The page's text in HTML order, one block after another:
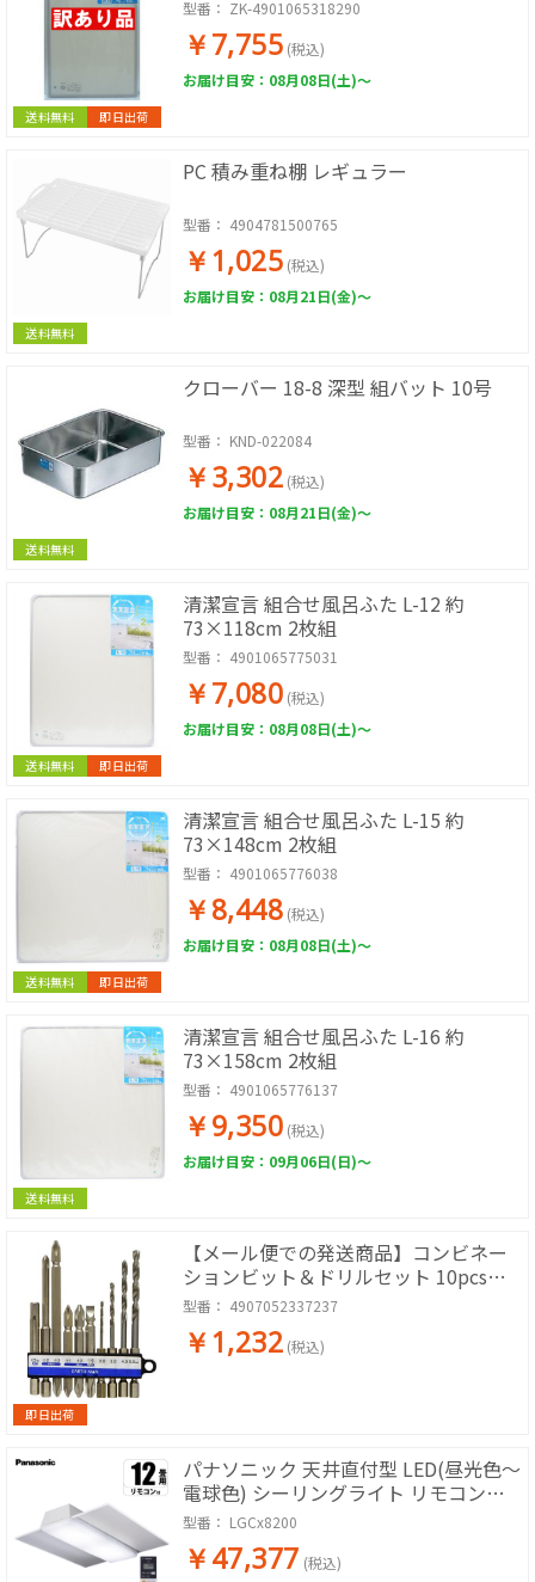
送料無料 即日出荷
ZK-4901065318290
型番： ZK-4901065318290
￥7,755 (税込)
お届け目安：08月08日(土)～
送料無料
PC 積み重ね棚 レギュラー
型番： 4904781500765
￥1,025 (税込)
お届け目安：08月21日(金)～
送料無料
クローバー 18-8 深型 組バット 10号
型番： KND-022084
￥3,302 (税込)
お届け目安：08月21日(金)～
送料無料 即日出荷
清潔宣言 組合せ風呂ふた L-12 約
73×118cm 2枚組
型番： 4901065775031
￥7,080 (税込)
お届け目安：08月08日(土)～
送料無料 即日出荷
清潔宣言 組合せ風呂ふた L-15 約
73×148cm 2枚組
型番： 4901065776038
￥8,448 (税込)
お届け目安：08月08日(土)～
送料無料
清潔宣言 組合せ風呂ふた L-16 約
73×158cm 2枚組
型番： 4901065776137
￥9,350 (税込)
お届け目安：09月06日(日)～
即日出荷
【メール便での発送商品】コンビネー
ションビット＆ドリルセット 10pcs
(EARTH MAN)
型番： 4907052337237
￥1,232 (税込)
パナソニック 天井直付型 LED(昼光色～
電球色) シーリングライト リモコン調
光・リモコン調色・カチットF パネル
型番： LGCx8200
￥47,377 (税込)